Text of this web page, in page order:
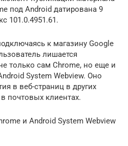
под Android датирована 9
101.0.4951.61.
к магазину Google
лишается
только сам Chrome, но еще и
System Webview. Оно
в веб-страниц в других
почтовых клиентах.
и Android System Webview